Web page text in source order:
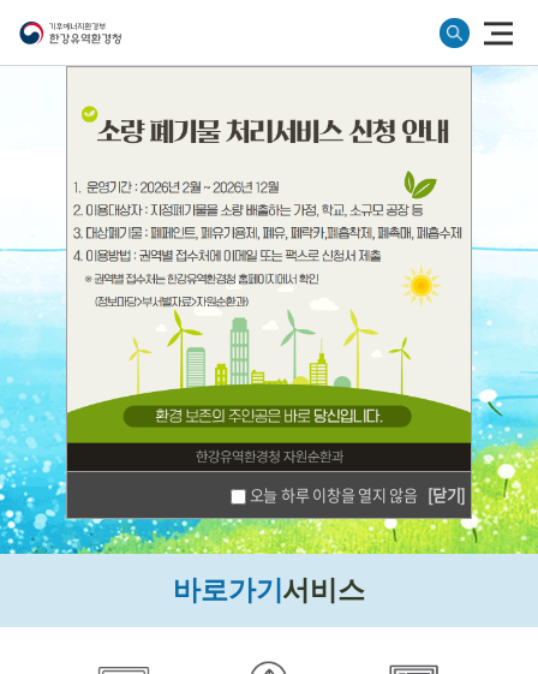
오늘 하루 이창을 열지 않음 [닫기]
맑고 깨끗한 환경
한강유역환경청
이
함께합니다.
바로가기 서비스